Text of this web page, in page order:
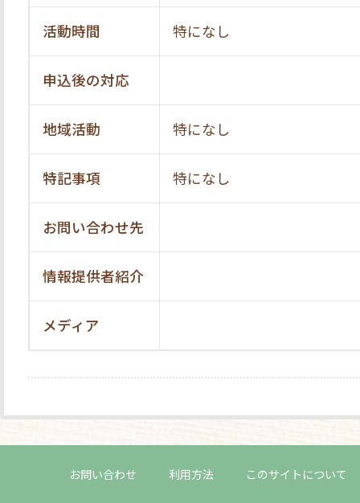
活動時間 特になし
申込後の対応
地域活動 特になし
特記事項 特になし
お問い合わせ先
情報提供者紹介
メディア
お問い合わせ 利用方法 このサイトについて